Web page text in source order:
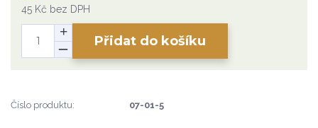
45 Kč bez DPH
Přidat do košíku
Číslo produktu: 07-01-5